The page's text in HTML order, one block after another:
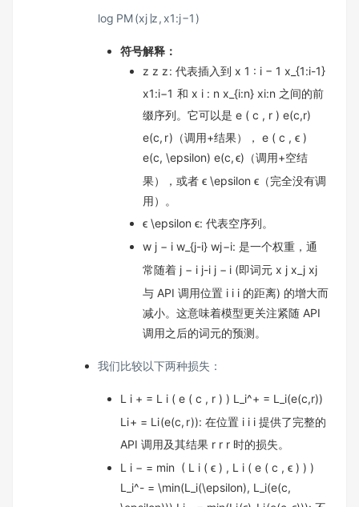
log PM (xj ∣z, x1:j−1 )
符号解释：
z z z: 代表插入到 x 1 : i − 1 x_{1:i-1}
x1:i−1 和 x i : n x_{i:n} xi:n 之间的前
缀序列。它可以是 e ( c , r ) e(c,r)
e(c, r) （调用+结果）， e ( c , ϵ )
e(c, \epsilon) e(c,ϵ) （调用+空结
果），或者 ϵ \epsilon ϵ （完全没有调
用）。
ϵ \epsilon ϵ: 代表空序列。
w j − i w_{j-i} wj−i: 是一个权重，通
常随着 j − i j-i j − i (即词元x j x_jxj
与 API 调用位置 i i i 的距离) 的增大而
减小。这意味着模型更关注紧随 API
调用之后的词元的预测。
我们比较以下两种损失：
L i + = L i ( e ( c , r ) ) L_i^+ = L_i(e(c,r))
L i+ = L i(e(c, r)): 在位置 i i i提供了完整的
API 调用及其结果 r r r 时的损失。
L i − = min ⁡ ( L i ( ϵ ) , L i ( e ( c , ϵ ) ) )
L_i^- = \min(L_i(\epsilon), L_i(e(c,